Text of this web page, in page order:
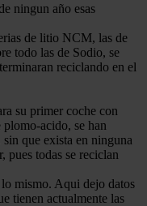
ningun año esas
de litio NCM, las de
todo las de Sodio, se
reciclando en el
su primer coche con
acido, se han
que exista en ninguna
pues todas se reciclan
mismo. Aqui dejo datos
tienen actualmente las